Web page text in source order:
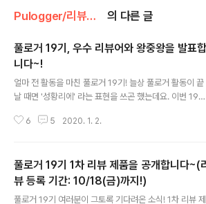
Pulogger/리뷰단 [풀로거] 공지 의 다른 글
풀로거 19기, 우수 리뷰어와 왕중왕을 발표합
니다~!
얼마 전 활동을 마친 풀로거 19기! 늘상 풀로거 활동이 끝
날 때면 '성황리에' 라는 표현을 쓰곤 했는데요. 이번 19기
싶어요. 한 분도 빠짐없이 전원 리뷰 작성에 풀로거 한 분당
내 드린 경우 하나의 포스트에 모든 맛을 다 소개해주셔도
된다고 했음에도~ 각각의 포스트로 분류해 정말 상세하게
리뷰해주시는 정성까지... 풀반장, 정말 감동해버렸지 뭡니
6 5 2020. 1. 2.
풀로거 19기 1차 리뷰 제품을 공개합니다~(
뷰 등록 기간: 10/18(금)까지!)
풀로거 19기 여러분이 그토록 기다려온 소식! 1차 리뷰 제